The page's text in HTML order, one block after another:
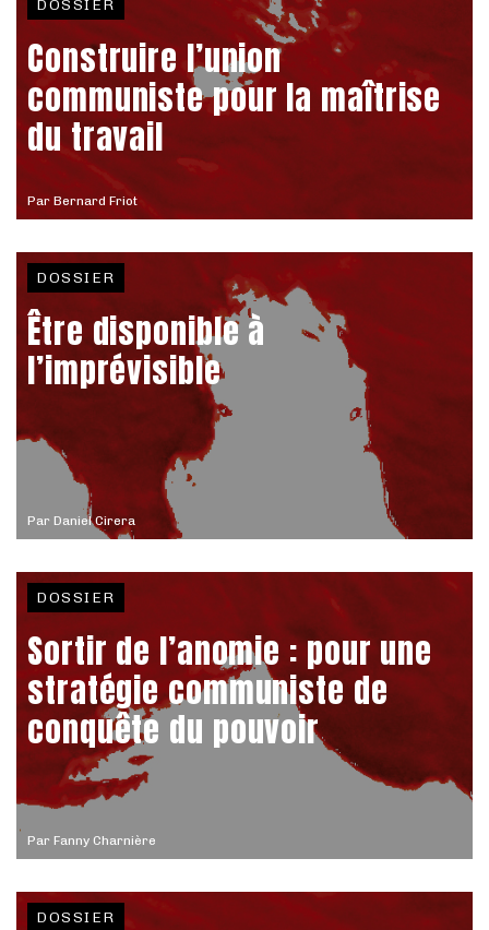
Par Bernard Friot
DOSSIER
Construire l’union
communiste pour la maîtrise
du travail
Par Daniel Cirera
DOSSIER
Être disponible à
l’imprévisible
Par Fanny Charnière
DOSSIER
Sortir de l’anomie : pour une
stratégie communiste de
conquête du pouvoir
DOSSIER